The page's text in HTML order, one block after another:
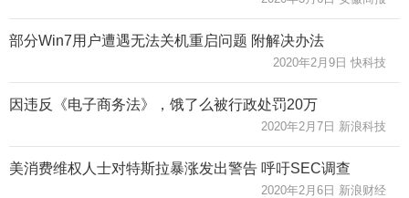
部分Win7用户遭遇无法关机重启问题 附解决办法
2020年2月9日 快科技
因违反《电子商务法》，饿了么被行政处罚20万
2020年2月7日 新浪科技
美消费维权人士对特斯拉暴涨发出警告 呼吁SEC调查
2020年2月6日 新浪财经